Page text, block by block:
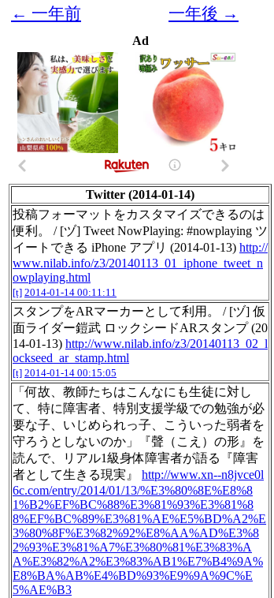
← 一年前
一年後 →
Ad
Twitter (2014-01-14)
投稿フォーマットをカスタマイズできるのは
便利。 / [ヅ] Tweet NowPlaying: #nowplaying ツ
イートできる iPhone アプリ (2014-01-13) http://
www.nilab.info/z3/20140113_01_iphone_tweet_n
owplaying.html
[t] 2014-01-14 00:11:11
スタンプをARマーカーとして利用。 / [ヅ] 仮
面ライダー鎧武 ロックシードARスタンプ (20
14-01-13) http://www.nilab.info/z3/20140113_02_l
ockseed_ar_stamp.html
[t] 2014-01-14 00:15:05
「何故、教師たちはこんなにも生徒に対し
て、特に障害者、特別支援学級での勉強が必
要な子、いじめられっ子、こういった弱者を
守ろうとしないのか」『聲（こえ）の形』を
読んで、リアル1級身体障害者が語る『障害
者として生きる現実』 http://www.xn--n8jvce0l
6c.com/entry/2014/01/13/%E3%80%8E%E8%8
1%B2%EF%BC%88%E3%81%93%E3%81%8
8%EF%BC%89%E3%81%AE%E5%BD%A2%E
3%80%8F%E3%82%92%E8%AA%AD%E3%8
2%93%E3%81%A7%E3%80%81%E3%83%A
A%E3%82%A2%E3%83%AB1%E7%B4%9A%
E8%BA%AB%E4%BD%93%E9%9A%9C%E
5%AE%B3